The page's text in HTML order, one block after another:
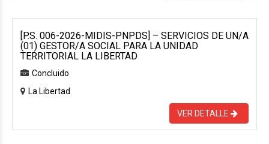
[P.S. 006-2026-MIDIS-PNPDS] – SERVICIOS DE UN/A
(01) GESTOR/A SOCIAL PARA LA UNIDAD
TERRITORIAL LA LIBERTAD
Concluido
La Libertad
VER DETALLE